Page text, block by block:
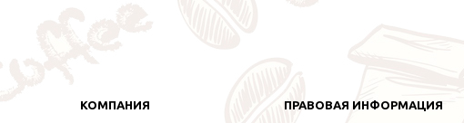
КОМПАНИЯ ПРАВОВАЯ ИНФОРМАЦИЯ